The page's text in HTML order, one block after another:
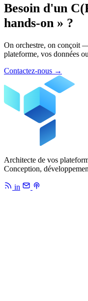
Besoin d'un
hands-on » ?
On orchestre, on conçoit
plateforme, vos données
Contactez-nous →
Architecte de vos
Conception,
in